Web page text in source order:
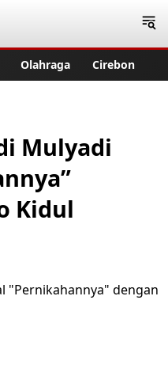
Olahraga Cirebon
Mulyadi
Kidul